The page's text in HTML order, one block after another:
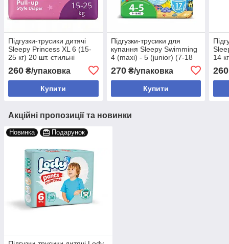
Підгузки-трусики дитячі
Sleepy Princess XL 6 (15-
25 кг) 20 шт. стильні
дівчат
260 ₴/упаковка
Купити
Підгузки-трусики для
купання Sleepy Swimming
4 (maxi) - 5 (junior) (7-18
пляжу
270₴/упаковка
Купити
14
260
Акційні пропозиції та новинки
Новинка Подарунок